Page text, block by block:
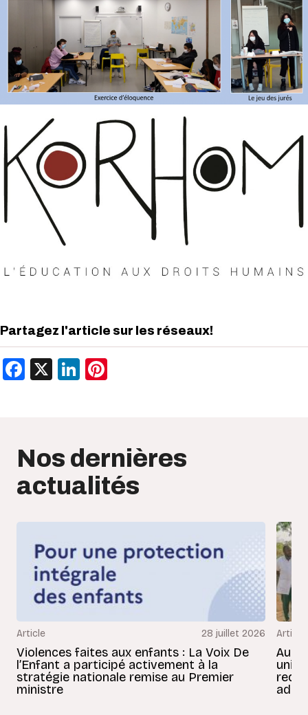
Partagez l'article sur les réseaux!
Facebook
X LinkedIn
Nos dernières
actualités
Article 28 juillet 2026
Violences faites aux enfants : La Voix De
l’Enfant a participé activement à la
stratégie nationale remise au Premier
ministre
Article
Au